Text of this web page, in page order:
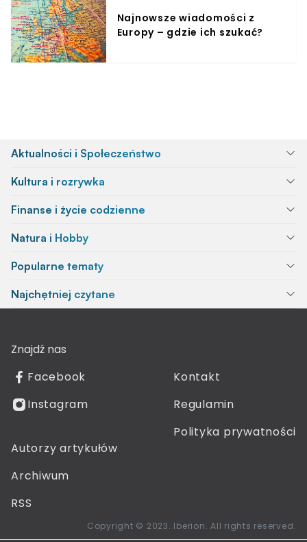
Najnowsze wiadomości z
Europy – gdzie ich szukać?
Aktualności i Społeczeństwo
Kultura i rozrywka
Finanse i życie codzienne
Natura i Hobby
Popularne tematy
Najchętniej czytane
Znajdź nas
Facebook
Instagram
Kontakt
Regulamin
Polityka prywatności
Autorzy artykułów
Archiwum
RSS
Copyright © 2023. Iberion. All rights reserved.